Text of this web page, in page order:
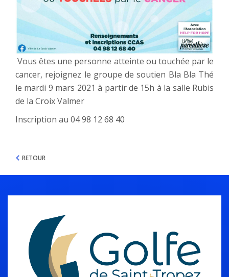
Vous êtes une personne atteinte ou touchée par le
cancer, rejoignez le groupe de soutien Bla Bla Thé
le mardi 9 mars 2021 à partir de 15h à la salle Rubis
de la Croix Valmer
Inscription au 04 98 12 68 40
RETOUR